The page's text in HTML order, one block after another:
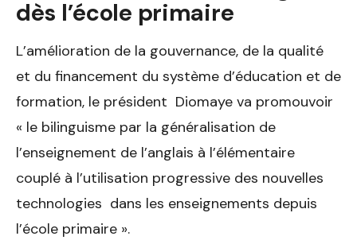
dès l’école primaire
L’amélioration de la gouvernance, de la qualité
et du financement du système d’éducation et de
formation, le président Diomaye va promouvoir
« le bilinguisme par la généralisation de
l’enseignement de l’anglais à l’élémentaire
couplé à l’utilisation progressive des nouvelles
technologies dans les enseignements depuis
l’école primaire ».